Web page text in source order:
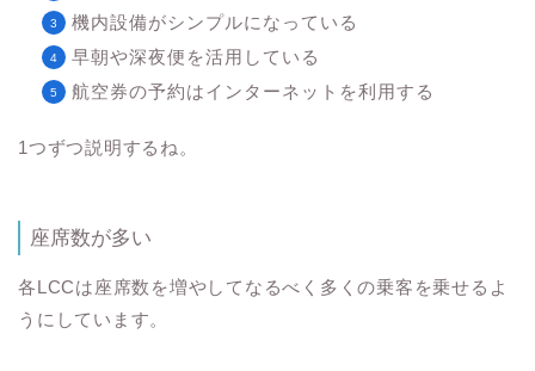
機内設備がシンプルになっている
早朝や深夜便を活用している
航空券の予約はインターネットを利用する
1つずつ説明するね。
座席数が多い
各LCCは座席数を増やしてなるべく多くの乗客を乗せるよ
うにしています。